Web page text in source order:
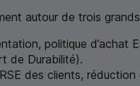
autour de trois
politique d’achat
de Durabilité).
RSE des clients,